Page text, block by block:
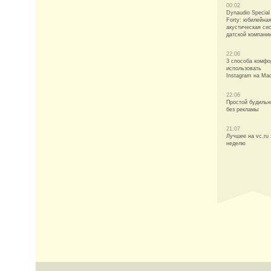
00:02
Dynaudio Special
Forty: юбилейная
акустическая
датской
22:06
3 способа
использовать
Instagram на Mac
22:06
Простой
без рекламы
21:07
Лучшее на vc.ru
неделю